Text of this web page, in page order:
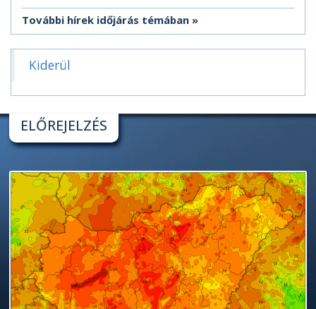
További hírek időjárás témában
Kiderül
ELŐREJELZÉS